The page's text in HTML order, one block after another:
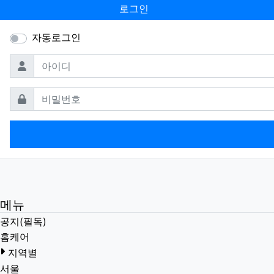
로그인
자동로그인
아이디
필수
비밀번호필수
메뉴
공지(필독)
홈케어
지역별
서울